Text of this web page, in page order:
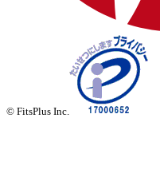
© FitsPlus Inc.